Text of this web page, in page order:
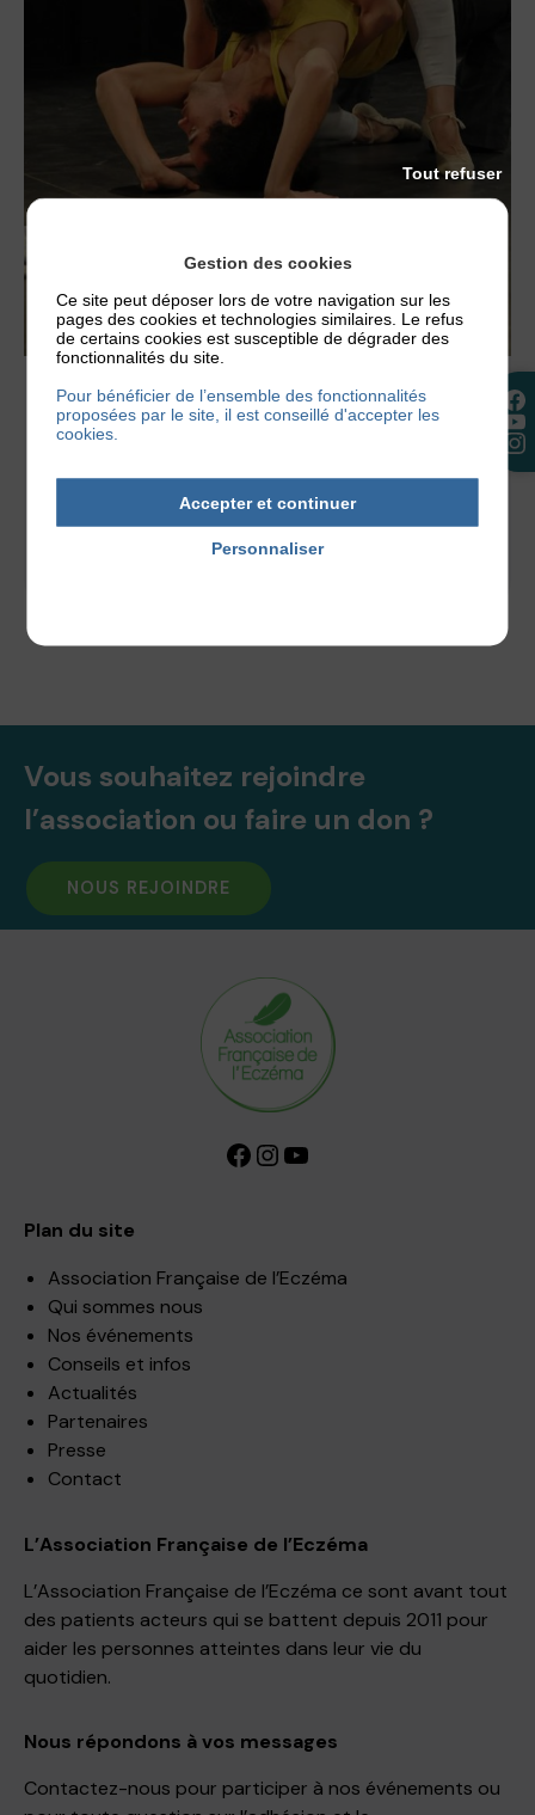
TÉMOIGNAGES
MARJOLAINE
très tôt en la danse un exutoire au mal-être qui
en a découlé....
Vous souhaitez rejoindre
l’association ou faire un don ?
NOUS REJOINDRE
Facebook InstagramYouTube
Plan du site
Association Française de l’Eczéma
Qui sommes nous
Nos événements
Conseils et infos
Actualités
Partenaires
Presse
Contact
L’Association Française de l’Eczéma
L’Association Française de l’Eczéma ce sont avant tout
des patients acteurs qui se battent depuis 2011 pour
aider les personnes atteintes dans leur vie du
quotidien.
Nous répondons à vos messages
Contactez-nous pour participer à nos événements ou
Gestion des cookies
Ce site peut déposer lors de votre navigation sur les
pages des cookies et technologies similaires. Le refus
de certains cookies est susceptible de dégrader des
fonctionnalités du site.
Pour bénéficier de l’ensemble des fonctionnalités
proposées par le site, il est conseillé d'accepter les
cookies.
Accepter et continuer
Tout refuser
Personnaliser